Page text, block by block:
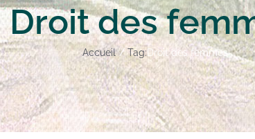
Droit des
Accueil Tag:Droit des femmes